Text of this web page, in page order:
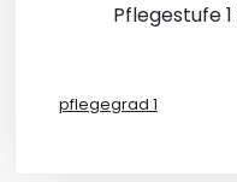
Pflegestufe
pflegegrad 1